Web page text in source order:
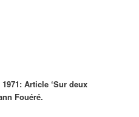
1971: Article ‘Sur deux
Fouéré.